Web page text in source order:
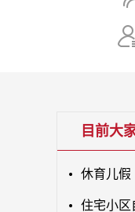
目前大
休育儿假
住宅小区